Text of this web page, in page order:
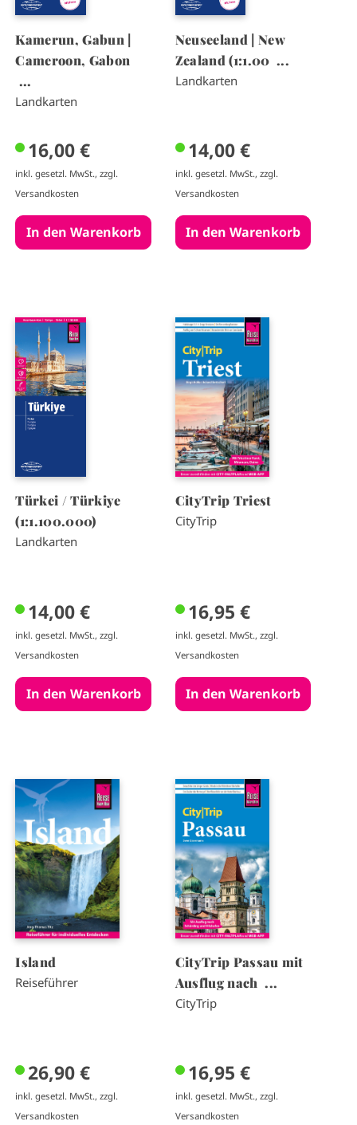
Kamerun, Gabun |
Cameroon, Gabon
...
Landkarten
16,00 €
inkl. gesetzl. MwSt., zzgl.
Versandkosten
Neuseeland | New
Zealand (1:1.00 ...
Landkarten
14,00 €
inkl. gesetzl. MwSt., zzgl.
Versandkosten
I
m
a
g
Türkei / Türkiye
(1:1.100.000)
Landkarten
14,00 €
inkl. gesetzl. MwSt., zzgl.
Versandkosten
I
m
a
g
e
CityTrip Triest
CityTrip
16,95 €
inkl. gesetzl. MwSt., zzgl.
Versandkosten
I
m
a
g
e
Island
Reiseführer
26,90 €
inkl. gesetzl. MwSt., zzgl.
Versandkosten
I
m
a
g
e
CityTrip Passau mit
Ausflug nach ...
CityTrip
16,95 €
inkl. gesetzl. MwSt., zzgl.
Versandkosten